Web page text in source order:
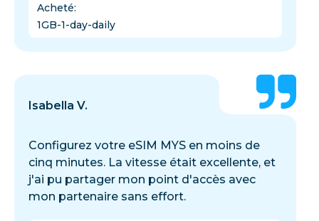
Acheté:
1GB-1-day-daily
Isabella V.
Configurez votre eSIM MYS en moins de
cinq minutes. La vitesse était excellente, et
j'ai pu partager mon point d'accès avec
mon partenaire sans effort.